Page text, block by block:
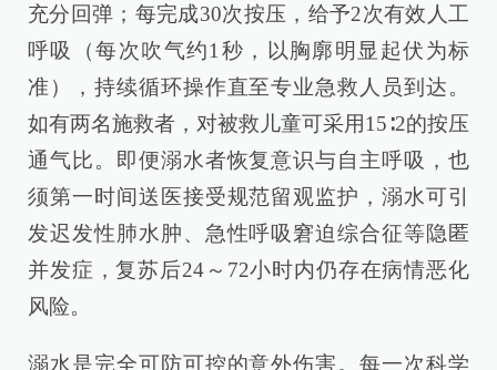
充分回弹；每完成30次按压，给予2次有效人工
呼吸（每次吹气约1秒，以胸廓明显起伏为标
准），持续循环操作直至专业急救人员到达。
如有两名施救者，对被救儿童可采用15∶2的按压
通气比。即便溺水者恢复意识与自主呼吸，也
须第一时间送医接受规范留观监护，溺水可引
发迟发性肺水肿、急性呼吸窘迫综合征等隐匿
并发症，复苏后24～72小时内仍存在病情恶化
风险。
溺水是完全可防可控的意外伤害。每一次科学